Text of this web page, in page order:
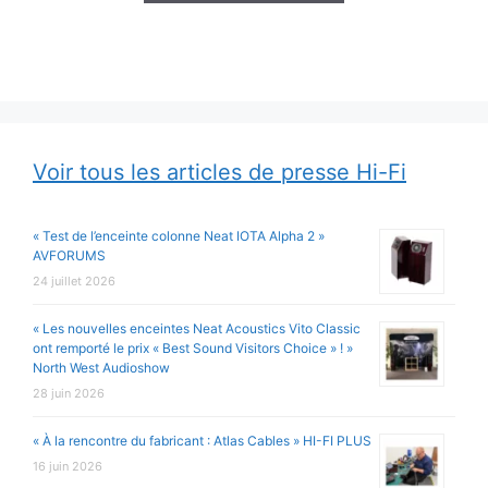
Voir tous les articles de presse Hi-Fi
« Test de l’enceinte colonne Neat IOTA Alpha 2 »
AVFORUMS
24 juillet 2026
« Les nouvelles enceintes Neat Acoustics Vito Classic
ont remporté le prix « Best Sound Visitors Choice » ! »
North West Audioshow
28 juin 2026
« À la rencontre du fabricant : Atlas Cables » HI-FI PLUS
16 juin 2026